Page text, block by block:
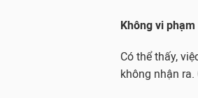
Không vi
Có thể thấy,
không nhận